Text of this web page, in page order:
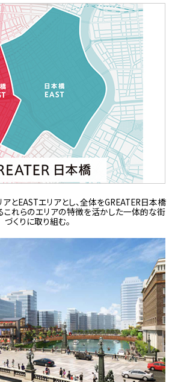
とEASTエリアとし、全体をGREATER日本橋
これらのエリアの特徴を活かした一体的な街
づくりに取り組む。